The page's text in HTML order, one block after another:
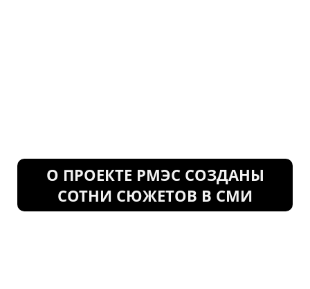
О ПРОЕКТЕ РМЭС СОЗДАНЫ
СОТНИ СЮЖЕТОВ В СМИ